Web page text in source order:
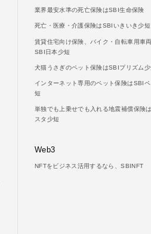
業界最安水準の死亡保険はSBI生命保険
死亡・医療・介護保険はSBIいきいき少短
賃貸住宅向け保険、バイク・自転車用車
SBI日本少短
犬猫うさぎのペット保険はSBIプリズム少
インターネット専用のペット保険はSBI
短
単独でも上乗せでも入れる地震補償保険
スタ少短
Web3
NFTをビジネス活用するなら、SBINFT